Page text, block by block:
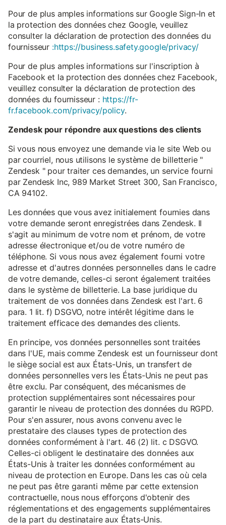
Pour de plus amples informations sur Google Sign-In et
la protection des données chez Google, veuillez
consulter la déclaration de protection des données du
fournisseur :https://business.safety.google/privacy/
Pour de plus amples informations sur l'inscription à
Facebook et la protection des données chez Facebook,
veuillez consulter la déclaration de protection des
données du fournisseur : https://fr-
fr.facebook.com/privacy/policy.
Zendesk pour répondre aux questions des clients
Si vous nous envoyez une demande via le site Web ou
par courriel, nous utilisons le système de billetterie "
Zendesk " pour traiter ces demandes, un service fourni
par Zendesk Inc, 989 Market Street 300, San Francisco,
CA 94102.
Les données que vous avez initialement fournies dans
votre demande seront enregistrées dans Zendesk. Il
s'agit au minimum de votre nom et prénom, de votre
adresse électronique et/ou de votre numéro de
téléphone. Si vous nous avez également fourni votre
adresse et d'autres données personnelles dans le cadre
de votre demande, celles-ci seront également traitées
dans le système de billetterie. La base juridique du
traitement de vos données dans Zendesk est l'art. 6
para. 1 lit. f) DSGVO, notre intérêt légitime dans le
traitement efficace des demandes des clients.
En principe, vos données personnelles sont traitées
dans l'UE, mais comme Zendesk est un fournisseur dont
le siège social est aux États-Unis, un transfert de
données personnelles vers les États-Unis ne peut pas
être exclu. Par conséquent, des mécanismes de
protection supplémentaires sont nécessaires pour
garantir le niveau de protection des données du RGPD.
Pour s'en assurer, nous avons convenu avec le
prestataire des clauses types de protection des
données conformément à l'art. 46 (2) lit. c DSGVO.
Celles-ci obligent le destinataire des données aux
États-Unis à traiter les données conformément au
niveau de protection en Europe. Dans les cas où cela
ne peut pas être garanti même par cette extension
contractuelle, nous nous efforçons d'obtenir des
réglementations et des engagements supplémentaires
de la part du destinataire aux États-Unis.